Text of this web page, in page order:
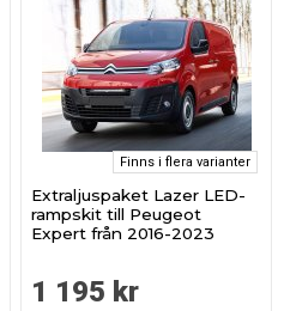
Finns i flera varianter
Extraljuspaket Lazer LED-
rampskit till Peugeot
Expert från 2016-2023
1 195 kr